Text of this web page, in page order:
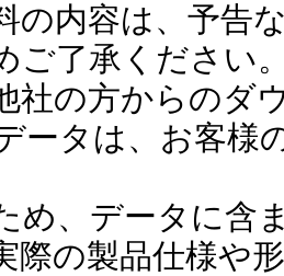
の内容は、予告
ご了承ください
社の方からのダ
ータは、お客様
、データに含
際の製品仕様や